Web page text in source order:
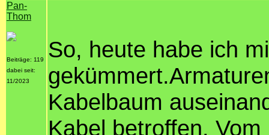
Pan-
Thom
Beiträge: 119
dabei seit:
11/2023
So, heute habe ich
Kabelbaum
Kabel betroffen.